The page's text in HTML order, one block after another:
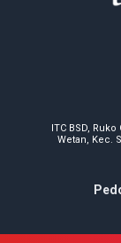
ITC BSD,
Wetan, Kec.